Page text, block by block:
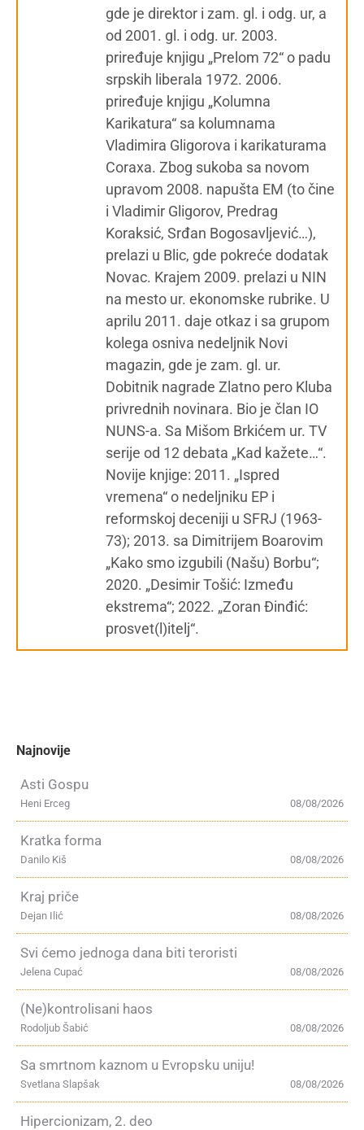
gde je direktor i zam. gl. i odg. ur, a
od 2001. gl. i odg. ur. 2003.
priređuje knjigu „Prelom 72“ o padu
srpskih liberala 1972. 2006.
priređuje knjigu „Kolumna
Karikatura“ sa kolumnama
Vladimira Gligorova i karikaturama
Coraxa. Zbog sukoba sa novom
upravom 2008. napušta EM (to čine
i Vladimir Gligorov, Predrag
Koraksić, Srđan Bogosavljević…),
prelazi u Blic, gde pokreće dodatak
Novac. Krajem 2009. prelazi u NIN
na mesto ur. ekonomske rubrike. U
aprilu 2011. daje otkaz i sa grupom
kolega osniva nedeljnik Novi
magazin, gde je zam. gl. ur.
Dobitnik nagrade Zlatno pero Kluba
privrednih novinara. Bio je član IO
NUNS-a. Sa Mišom Brkićem ur. TV
serije od 12 debata „Kad kažete…“.
Novije knjige: 2011. „Ispred
vremena“ o nedeljniku EP i
reformskoj deceniji u SFRJ (1963-
73); 2013. sa Dimitrijem Boarovim
„Kako smo izgubili (Našu) Borbu“;
2020. „Desimir Tošić: Između
ekstrema“; 2022. „Zoran Đinđić:
prosvet(l)itelj“.
Najnovije
Asti Gospu
08/08/2026
Heni Erceg
Kratka forma
08/08/2026
Danilo Kiš
Kraj priče
08/08/2026
Dejan Ilić
Svi ćemo jednoga dana biti teroristi
08/08/2026
Jelena Cupać
(Ne)kontrolisani haos
08/08/2026
Rodoljub Šabić
Sa smrtnom kaznom u Evropsku uniju!
08/08/2026
Svetlana Slapšak
Hipercionizam, 2. deo